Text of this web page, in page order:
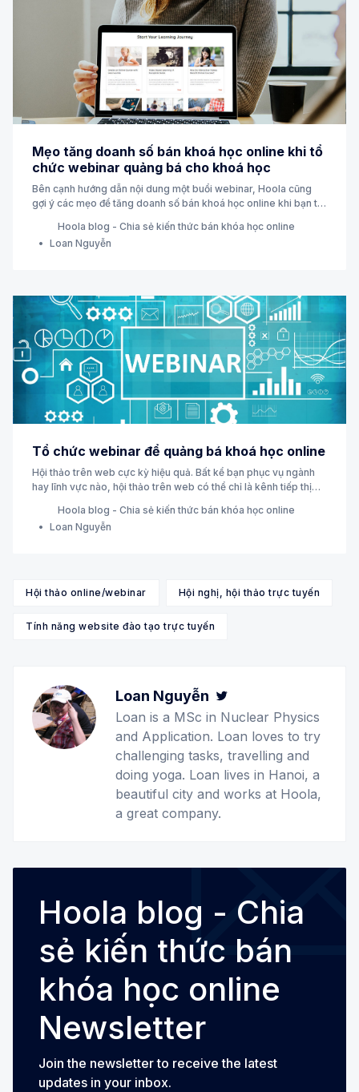
Mẹo tăng doanh số bán khoá học online khi tổ
chức webinar quảng bá cho khoá học
Bên cạnh hướng dẫn nội dung một buổi webinar, Hoola cũng
gợi ý các mẹo để tăng doanh số bán khoá học online khi bạn tổ
Hoola blog - Chia sẻ kiến thức bán khóa học online
Loan Nguyễn
Tổ chức webinar để quảng bá khoá học online
Hội thảo trên web cực kỳ hiệu quả. Bất kể bạn phục vụ ngành
hay lĩnh vực nào, hội thảo trên web có thể chỉ là kênh tiếp thị
hàng cho doanh nghiệp của mình.
Hoola blog - Chia sẻ kiến thức bán khóa học online
Loan Nguyễn
Hội thảo online/webinar Hội nghị, hội thảo trực tuyến
Tính năng website đào tạo trực tuyến
Loan Nguyễn
Loan is a MSc in Nuclear Physics
and Application. Loan loves to try
challenging tasks, travelling and
doing yoga. Loan lives in Hanoi, a
beautiful city and works at Hoola,
a great company.
Hoola blog - Chia
sẻ kiến thức bán
khóa học online
Newsletter
Join the newsletter to receive the latest
updates in your inbox.